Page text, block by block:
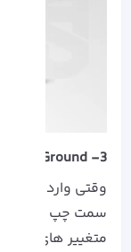
3- Site Ground